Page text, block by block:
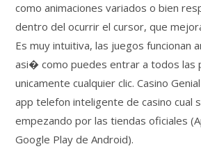
como animaciones variados o bien
dentro del ocurrir el cursor, que
Es muy intuitiva, las juegos funcionan
asi� como puedes entrar a todos las
unicamente cualquier clic. Casino
app telefon inteligente de casino cual
empezando por las tiendas oficiales
Google Play de Android).